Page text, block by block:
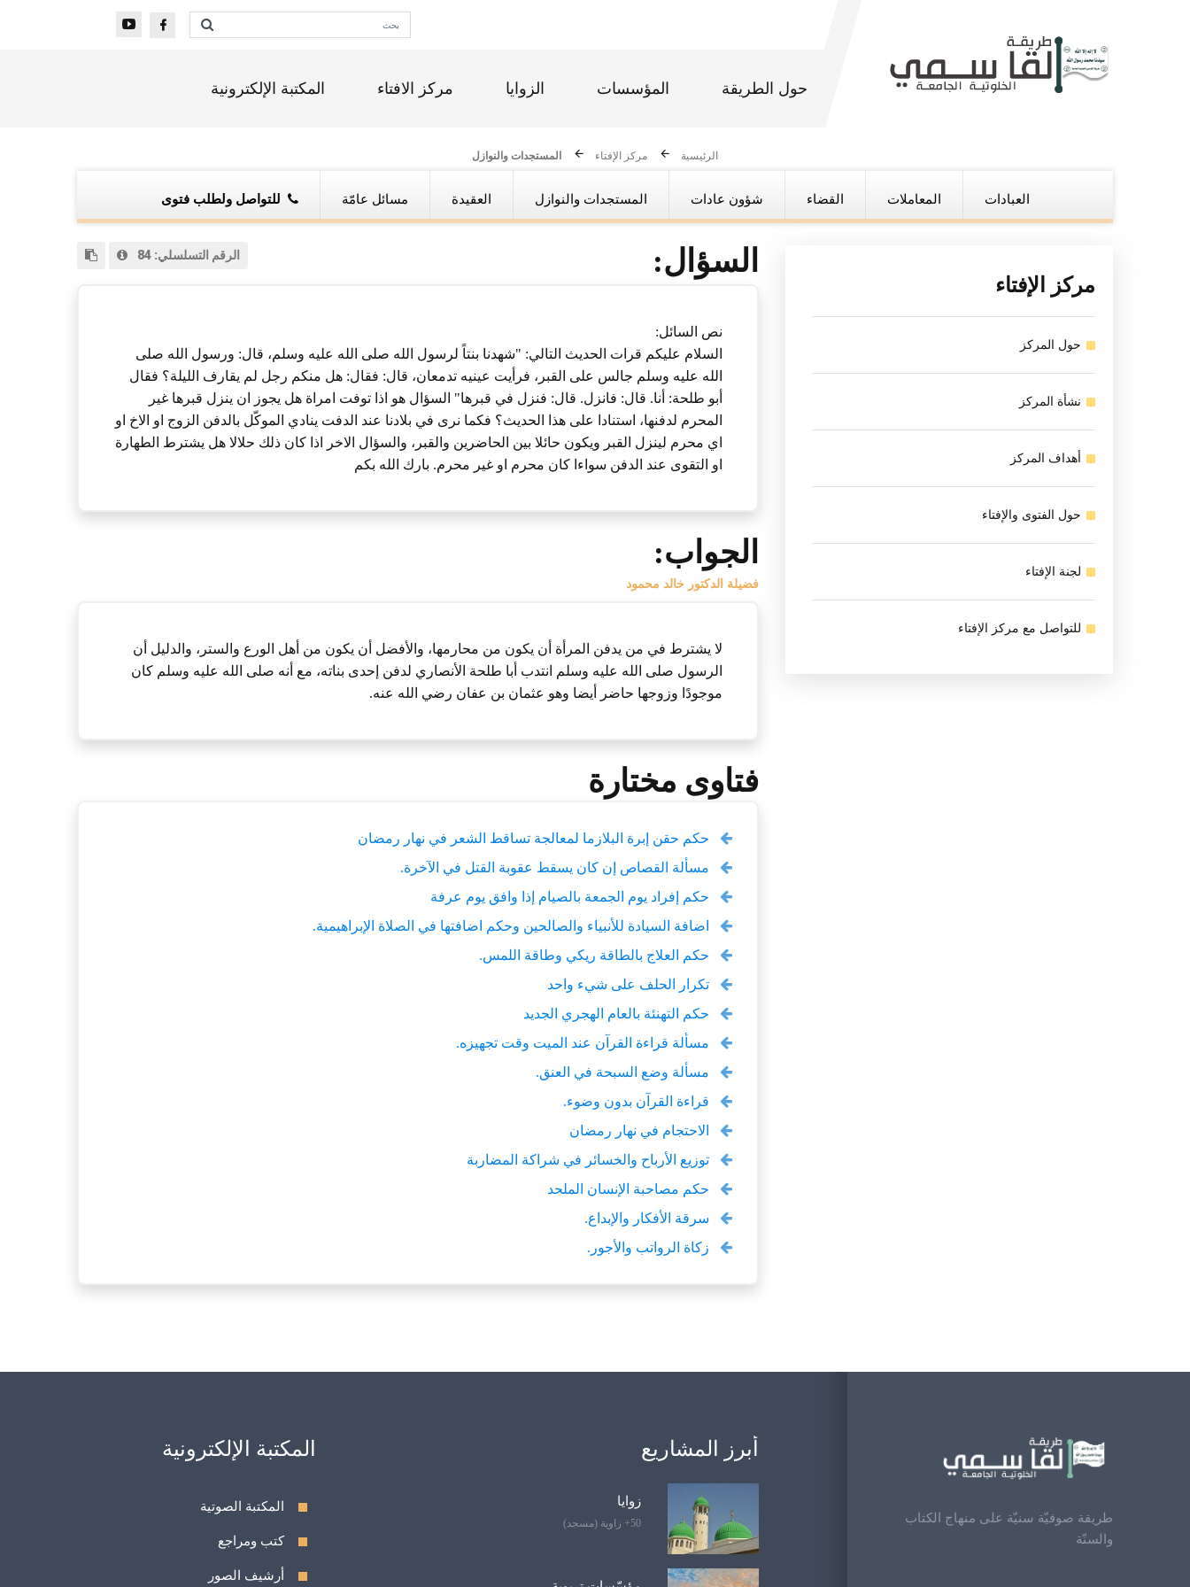
حول الطريقة المؤسسات الزوايا مركز الافتاء المكتبة الإلكترونية
الرئيسية مركز الإفتاء المستجدات والنوازل
العبادات المعاملات القضاء شؤون عادات المستجدات والنوازل العقيدة مسائل عامّة للتواصل ولطلب فتوى
السؤال: الرقم التسلسلي: 84
نص السائل:
السلام عليكم قرات الحديث التالي: "شهدنا بنتاً لرسول الله صلى الله عليه وسلم، قال: ورسول الله صلى
الله عليه وسلم جالس على القبر، فرأيت عينيه تدمعان، قال: فقال: هل منكم رجل لم يقارف الليلة؟ فقال
أبو طلحة: أنا. قال: فانزل. قال: فنزل في قبرها" السؤال هو اذا توفت امراة هل يجوز ان ينزل قبرها غير
المحرم لدفنها، استنادا على هذا الحديث؟ فكما نرى في بلادنا عند الدفت ينادي الموكّل بالدفن الزوج او الاخ او
اي محرم لينزل القبر ويكون حائلا بين الحاضرين والقبر، والسؤال الاخر اذا كان ذلك حلالا هل يشترط الطهارة
او التقوى عند الدفن سواءا كان محرم او غير محرم. بارك الله بكم
الجواب:
فضيلة الدكتور خالد محمود
لا يشترط في من يدفن المرأة أن يكون من محارمها، والأفضل أن يكون من أهل الورع والستر، والدليل أن
الرسول صلى الله عليه وسلم انتدب أبا طلحة الأنصاري لدفن إحدى بناته، مع أنه صلى الله عليه وسلم كان
موجودًا وزوجها حاضر أيضا وهو عثمان بن عفان رضي الله عنه.
فتاوى مختارة
حكم حقن إبرة البلازما لمعالجة تساقط الشعر في نهار رمضان
مسألة القصاص إن كان يسقط عقوبة القتل في الآخرة.
حكم إفراد يوم الجمعة بالصيام إذا وافق يوم عرفة
اضافة السيادة للأنبياء والصالحين وحكم اضافتها في الصلاة الإبراهيمية.
حكم العلاج بالطاقة ريكي وطاقة اللمس.
تكرار الحلف على شيء واحد
حكم التهنئة بالعام الهجري الجديد
مسألة قراءة القرآن عند الميت وقت تجهيزه.
مسألة وضع السبحة في العنق.
قراءة القرآن بدون وضوء.
الاحتجام في نهار رمضان
توزيع الأرباح والخسائر في شراكة المضاربة
حكم مصاحبة الإنسان الملحد
سرقة الأفكار والإبداع.
زكاة الرواتب والأجور.
مركز الإفتاء
حول المركز
نشأة المركز
أهداف المركز
حول الفتوى والإفتاء
لجنة الإفتاء
للتواصل مع مركز الإفتاء
طريقة صوفيّة سنيّة على منهاج الكتاب
والسنّة
أبرز المشاريع
زوايا
50+ زاوية (مسجد)
المكتبة الإلكترونية
المكتبة الصوتية
كتب ومراجع
أرشيف الصور